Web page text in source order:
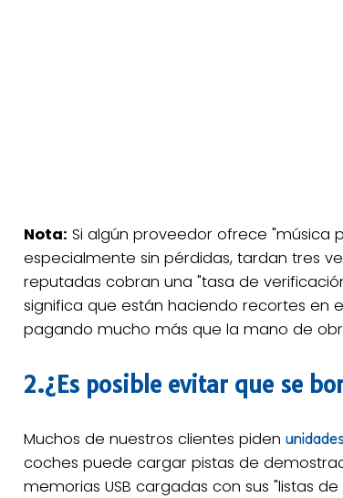
Nota: Si algún proveedor ofrece "música
especialmente sin pérdidas, tardan tres
reputadas cobran una "tasa de
significa que están haciendo recortes en
pagando mucho más que la mano de
2.¿Es posible evitar que se
Muchos de nuestros clientes piden
coches puede cargar pistas de
memorias USB cargadas con sus "listas